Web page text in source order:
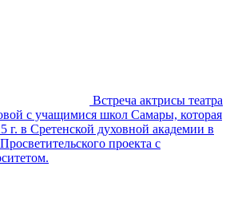
Встреча актрисы театра
с учащимися школ Самары, которая
г. в Сретенской духовной академии в
проекта с